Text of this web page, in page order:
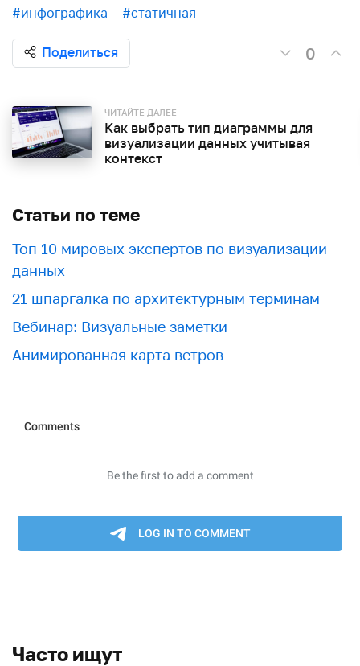
#инфографика #статичная
Поделиться 0
ЧИТАЙТЕ ДАЛЕЕ
Как выбрать тип диаграммы для
визуализации данных учитывая
контекст
Статьи по теме
Топ 10 мировых экспертов по визуализации
данных
21 шпаргалка по архитектурным терминам
Вебинар: Визуальные заметки
Анимированная карта ветров
Часто ищут